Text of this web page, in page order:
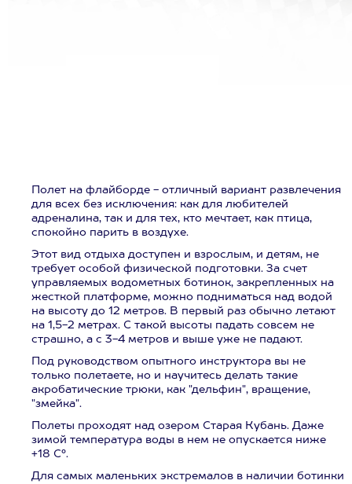
Полет на флайборде - отличный вариант развлечения
для всех без исключения: как для любителей
адреналина, так и для тех, кто мечтает, как птица,
спокойно парить в воздухе.
Этот вид отдыха доступен и взрослым, и детям, не
требует особой физической подготовки. За счет
управляемых водометных ботинок, закрепленных на
жесткой платформе, можно подниматься над водой
на высоту до 12 метров. В первый раз обычно летают
на 1,5-2 метрах. С такой высоты падать совсем не
страшно, а с 3-4 метров и выше уже не падают.
Под руководством опытного инструктора вы не
только полетаете, но и научитесь делать такие
акробатические трюки, как "дельфин", вращение,
"змейка".
Полеты проходят над озером Старая Кубань. Даже
зимой температура воды в нем не опускается ниже
+18 С°.
Для самых маленьких экстремалов в наличии ботинки